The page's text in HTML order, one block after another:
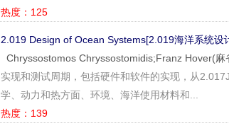
热度：125
2.019 Design of Ocean Systems[2.019海洋系统设
Chryssostomos Chryssostomidis;Franz Hover(麻
实现和测试周期，包括硬件和软件的实现，从
学、动力和热方面、环境、海洋使用材料和...
热度：139